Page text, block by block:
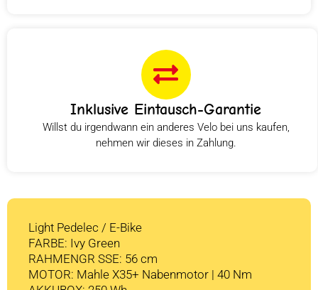
Inklusive Eintausch-Garantie
Willst du irgendwann ein anderes Velo bei uns kaufen,
nehmen wir dieses in Zahlung.
Light Pedelec / E-Bike
FARBE: Ivy Green
RAHMENGR SSE: 56 cm
MOTOR: Mahle X35+ Nabenmotor | 40 Nm